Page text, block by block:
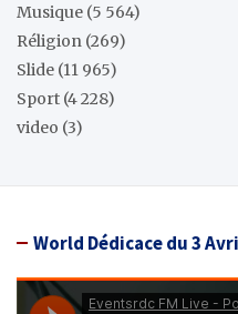
Musique (5 564)
Réligion (269)
Slide (11 965)
Sport (4 228)
video (3)
World Dédicace du 3